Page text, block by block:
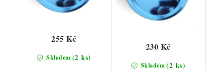
Skladem (2 ks)
255 Kč
Skladem(2 ks)
230 Kč